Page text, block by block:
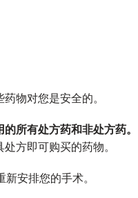
物对您是安全的。
所有处方药和非处方药。
方即可购买的药物。
安排您的手术。